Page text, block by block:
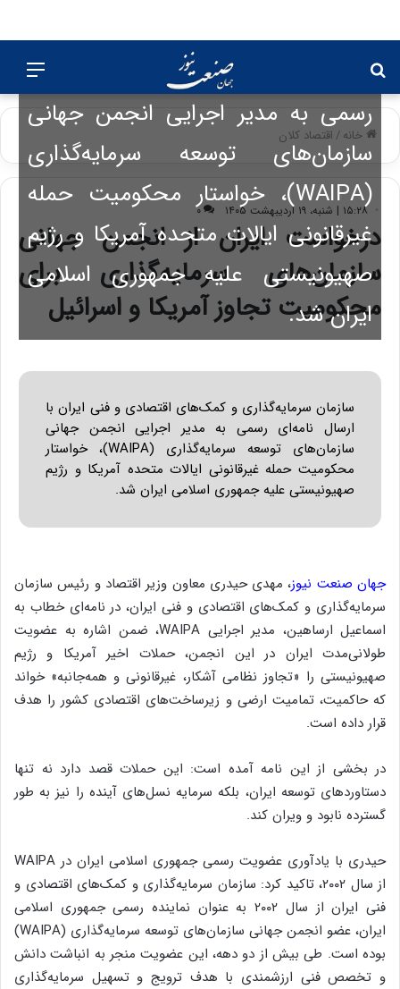
برای
خانه/اقتصاد کلان
۱۵:۲۸ | شنبه، ۱۹ اردیبهشت ۱۴۰۵ ۰
درخواست ایران از انجمن جهانی
سازمان‌های سرمایه‌گذاری برای
محکومیت تجاوز آمریکا و اسرائیل
سازمان سرمایه‌گذاری و کمک‌های
اقتصادی و فنی ایران با ارسال نامه‌ای
رسمی به مدیر اجرایی انجمن جهانی
سازمان‌های توسعه سرمایه‌گذاری
(WAIPA)، خواستار محکومیت حمله
غیرقانونی ایالات متحده آمریکا و رژیم
صهیونیستی علیه جمهوری اسلامی
ایران شد.
سازمان سرمایه‌گذاری و کمک‌های اقتصادی و فنی ایران با
ارسال نامه‌ای رسمی به مدیر اجرایی انجمن جهانی
سازمان‌های توسعه سرمایه‌گذاری (WAIPA)، خواستار
محکومیت حمله غیرقانونی ایالات متحده آمریکا و رژیم
صهیونیستی علیه جمهوری اسلامی ایران شد.
جهان صنعت نیوز، مهدی حیدری معاون وزیر اقتصاد و رئیس سازمان
سرمایه‌گذاری و کمک‌های اقتصادی و فنی ایران، در نامه‌ای خطاب به
اسماعیل ارساهین، مدیر اجرایی WAIPA، ضمن اشاره به عضویت
طولانی‌مدت ایران در این انجمن، حملات اخیر آمریکا و رژیم
صهیونیستی را «تجاوز نظامی آشکار، غیرقانونی و همه‌جانبه» خواند
که حاکمیت، تمامیت ارضی و زیرساخت‌های اقتصادی کشور را هدف
قرار داده است.
در بخشی از این نامه آمده است: این حملات قصد دارد نه تنها
دستاوردهای توسعه ایران، بلکه سرمایه نسل‌های آینده را نیز به طور
گسترده نابود و ویران کند.
حیدری با یادآوری عضویت رسمی جمهوری اسلامی ایران در WAIPA
از سال ۲۰۰۲، تاکید کرد: سازمان سرمایه‌گذاری و کمک‌های اقتصادی و
فنی ایران از سال ۲۰۰۲ به عنوان نماینده رسمی جمهوری اسلامی
ایران، عضو انجمن جهانی سازمان‌های توسعه سرمایه‌گذاری (WAIPA)
بوده است. طی بیش از دو دهه، این عضویت منجر به انباشت دانش
و تخصص فنی ارزشمندی با هدف ترویج و تسهیل سرمایه‌گذاری